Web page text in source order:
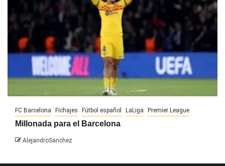
FC Barcelona Fichajes Fútbol español LaLiga Premier League
Millonada para el Barcelona
AlejandroSanchez